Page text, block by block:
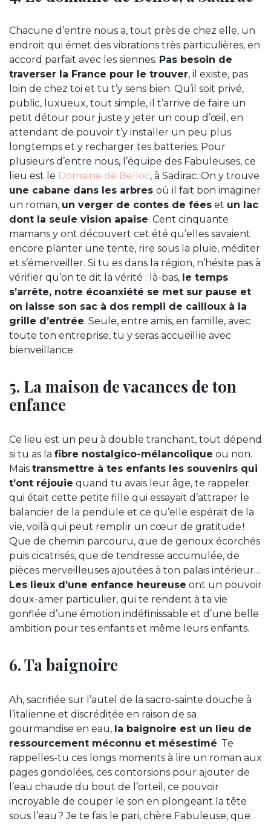
Chacune d’entre nous a, tout près de chez elle, un
endroit qui émet des vibrations très particulières, en
accord parfait avec les siennes. Pas besoin de
traverser la France pour le trouver, il existe, pas
loin de chez toi et tu t’y sens bien. Qu’il soit privé,
public, luxueux, tout simple, il t’arrive de faire un
petit détour pour juste y jeter un coup d’œil, en
attendant de pouvoir t’y installer un peu plus
longtemps et y recharger tes batteries. Pour
plusieurs d’entre nous, l’équipe des Fabuleuses, ce
lieu est le Domaine de Belloc, à Sadirac. On y trouve
une cabane dans les arbres où il fait bon imaginer
un roman, un verger de contes de fées et un lac
dont la seule vision apaise. Cent cinquante
mamans y ont découvert cet été qu’elles savaient
encore planter une tente, rire sous la pluie, méditer
et s’émerveiller. Si tu es dans la région, n’hésite pas à
vérifier qu’on te dit la vérité : là-bas, le temps
s’arrête, notre écoanxiété se met sur pause et
on laisse son sac à dos rempli de cailloux à la
grille d’entrée. Seule, entre amis, en famille, avec
toute ton entreprise, tu y seras accueillie avec
bienveillance.
5. La maison de vacances de ton
enfance
Ce lieu est un peu à double tranchant, tout dépend
si tu as la fibre nostalgico-mélancolique ou non.
Mais transmettre à tes enfants les souvenirs qui
t’ont réjouie quand tu avais leur âge, te rappeler
qui était cette petite fille qui essayait d’attraper le
balancier de la pendule et ce qu’elle espérait de la
vie, voilà qui peut remplir un cœur de gratitude !
Que de chemin parcouru, que de genoux écorchés
puis cicatrisés, que de tendresse accumulée, de
pièces merveilleuses ajoutées à ton palais intérieur…
Les lieux d’une enfance heureuse ont un pouvoir
doux-amer particulier, qui te rendent à ta vie
gonflée d’une émotion indéfinissable et d’une belle
ambition pour tes enfants et même leurs enfants.
6. Ta baignoire
Ah, sacrifiée sur l’autel de la sacro-sainte douche à
l’italienne et discréditée en raison de sa
gourmandise en eau, la baignoire est un lieu de
ressourcement méconnu et mésestimé. Te
rappelles-tu ces longs moments à lire un roman aux
pages gondolées, ces contorsions pour ajouter de
l’eau chaude du bout de l’orteil, ce pouvoir
incroyable de couper le son en plongeant la tête
sous l’eau ? Je te fais le pari, chère Fabuleuse, que